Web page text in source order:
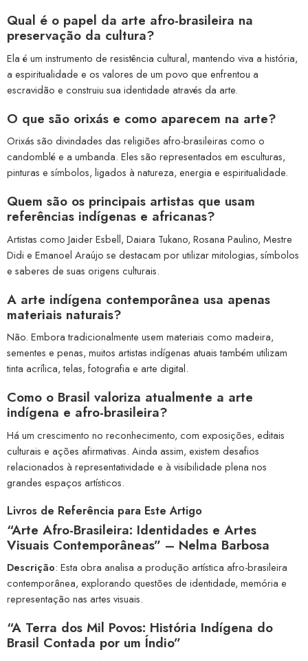
Qual é o papel da arte afro-brasileira na
preservação da cultura?
Ela é um instrumento de resistência cultural, mantendo viva a história,
a espiritualidade e os valores de um povo que enfrentou a
escravidão e construiu sua identidade através da arte.
O que são orixás e como aparecem na arte?
Orixás são divindades das religiões afro-brasileiras como o
candomblé e a umbanda. Eles são representados em esculturas,
pinturas e símbolos, ligados à natureza, energia e espiritualidade.
Quem são os principais artistas que usam
referências indígenas e africanas?
Artistas como Jaider Esbell, Daiara Tukano, Rosana Paulino, Mestre
Didi e Emanoel Araújo se destacam por utilizar mitologias, símbolos
e saberes de suas origens culturais.
A arte indígena contemporânea usa apenas
materiais naturais?
Não. Embora tradicionalmente usem materiais como madeira,
sementes e penas, muitos artistas indígenas atuais também utilizam
tinta acrílica, telas, fotografia e arte digital.
Como o Brasil valoriza atualmente a arte
indígena e afro-brasileira?
Há um crescimento no reconhecimento, com exposições, editais
culturais e ações afirmativas. Ainda assim, existem desafios
relacionados à representatividade e à visibilidade plena nos
grandes espaços artísticos.
Livros de Referência para Este Artigo
“Arte Afro-Brasileira: Identidades e Artes
Visuais Contemporâneas” – Nelma Barbosa
Descrição: Esta obra analisa a produção artística afro-brasileira
contemporânea, explorando questões de identidade, memória e
representação nas artes visuais.
“A Terra dos Mil Povos: História Indígena do
Brasil Contada por um Índio”